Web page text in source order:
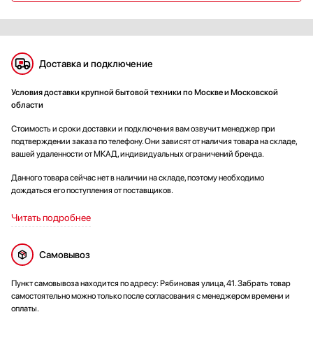
Доставка и подключение
Условия доставки крупной бытовой техники по Москве и Московской
области
Стоимость и сроки доставки и подключения вам озвучит менеджер при
подтверждении заказа по телефону. Они зависят от наличия товара на складе,
вашей удаленности от МКАД, индивидуальных ограничений бренда.
Данного товара сейчас нет в наличии на складе, поэтому необходимо
дождаться его поступления от поставщиков.
Читать подробнее
Самовывоз
Пункт самовывоза находится по адресу: Рябиновая улица, 41. Забрать товар
самостоятельно можно только после согласования с менеджером времени и
оплаты.